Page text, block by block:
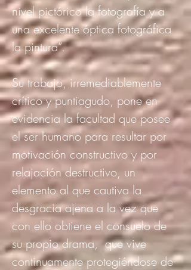
nivel pictórico la fotografía y a
una excelente óptica fotográfica
la pintura”.
Su trabajo, irremediablemente
crítico y puntiagudo, pone en
evidencia la facultad que posee
el ser humano para resultar por
motivación constructivo y por
relajación destructivo, un
elemento al que cautiva la
desgracia ajena a la vez que
con ello obtiene el consuelo de
su propio drama, que vive
continuamente protegiéndose de